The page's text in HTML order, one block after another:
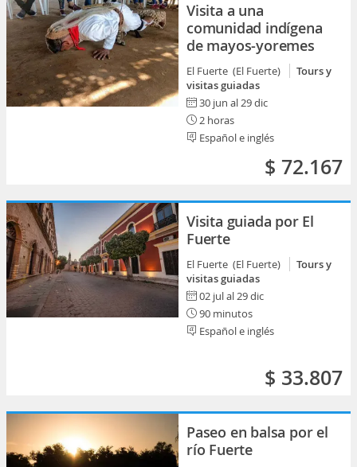
Visita a una
comunidad indígena
de mayos-yoremes
El Fuerte (El Fuerte)
Tours y
visitas guiadas
30 jun al 29 dic
2 horas
Español e inglés
$ 72.167
Visita guiada por El
Fuerte
El Fuerte (El Fuerte)
Tours y
visitas guiadas
02 jul al 29 dic
90 minutos
Español e inglés
$ 33.807
Paseo en balsa por el
río Fuerte